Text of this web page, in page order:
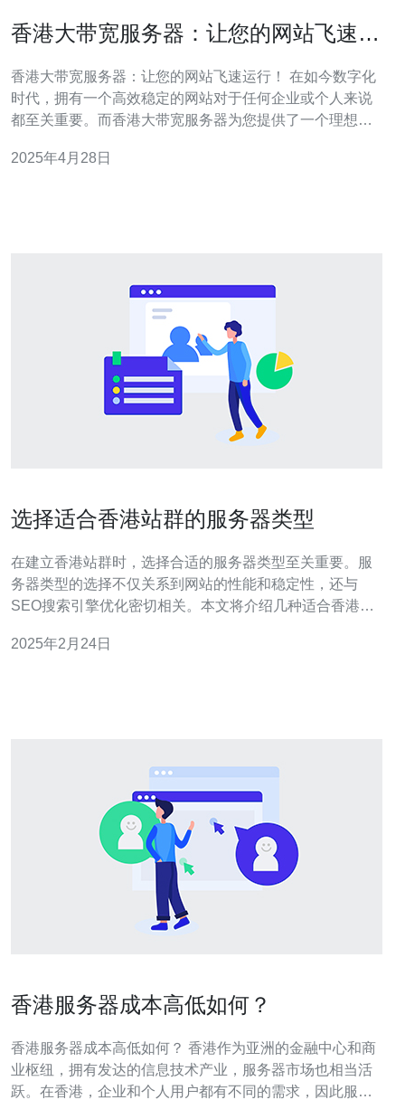
香港大带宽服务器：让您的网站飞速运
香港大带宽服务器：让您的网站飞速运行！ 在如今数字化
时代，拥有一个高效稳定的网站对于任何企业或个人来说
都至关重要。而香港大带宽服务器为您提供了一个理想的
有先进的网络基础设施和世界级的数据中心。本文将介绍
2025年4月28日
选择适合香港站群的服务器类型
在建立香港站群时，选择合适的服务器类型至关重要。服
务器类型的选择不仅关系到网站的性能和稳定性，还与
SEO搜索引擎优化密切相关。本文将介绍几种适合香港站
种较为经济实惠的服务器类型，适合小型站群或刚刚开始
2025年2月24日
香港服务器成本高低如何？
香港服务器成本高低如何？ 香港作为亚洲的金融中心和商
业枢纽，拥有发达的信息技术产业，服务器市场也相当活
跃。在香港，企业和个人用户都有不同的需求，因此服务